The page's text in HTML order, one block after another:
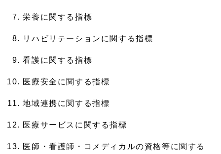
栄養に関する指標
リハビリテーションに関する指標
看護に関する指標
医療安全に関する指標
地域連携に関する指標
医療サービスに関する指標
医師・看護師・コメディカルの資格等に関する